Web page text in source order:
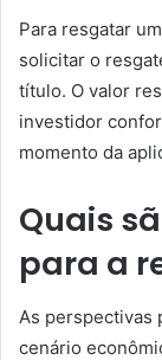
Para resgatar
solicitar o
título. O valor
investidor
momento da
Quais
para a
As perspectivas
cenário